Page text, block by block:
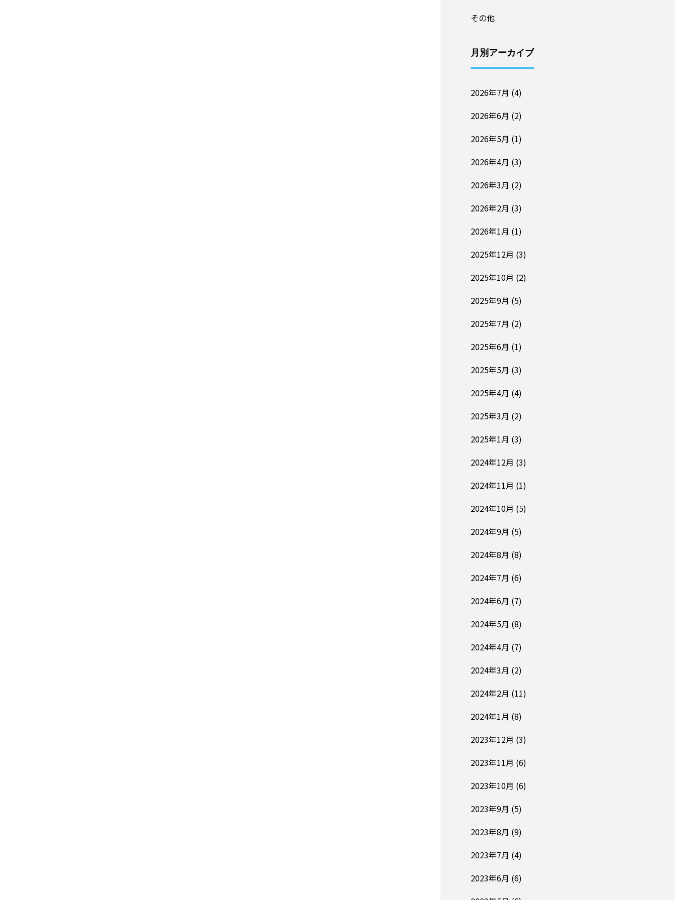
その他
月別アーカイブ
2026年7月 (4)
2026年6月 (2)
2026年5月 (1)
2026年4月 (3)
2026年3月 (2)
2026年2月 (3)
2026年1月 (1)
2025年12月 (3)
2025年10月 (2)
2025年9月 (5)
2025年7月 (2)
2025年6月 (1)
2025年5月 (3)
2025年4月 (4)
2025年3月 (2)
2025年1月 (3)
2024年12月 (3)
2024年11月 (1)
2024年10月 (5)
2024年9月 (5)
2024年8月 (8)
2024年7月 (6)
2024年6月 (7)
2024年5月 (8)
2024年4月 (7)
2024年3月 (2)
2024年2月 (11)
2024年1月 (8)
2023年12月 (3)
2023年11月 (6)
2023年10月 (6)
2023年9月 (5)
2023年8月 (9)
2023年7月 (4)
2023年6月 (6)